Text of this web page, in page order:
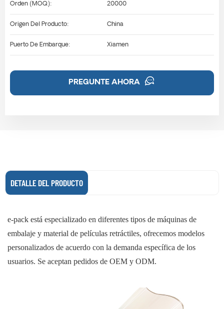
Orden (MOQ): 20000
Origen Del Producto: China
Puerto De Embarque: Xiamen
PREGUNTE AHORA
DETALLE DEL PRODUCTO
e-pack está especializado en diferentes tipos de máquinas de
embalaje y material de películas retráctiles, ofrecemos modelos
personalizados de acuerdo con la demanda específica de los
usuarios. Se aceptan pedidos de OEM y ODM.